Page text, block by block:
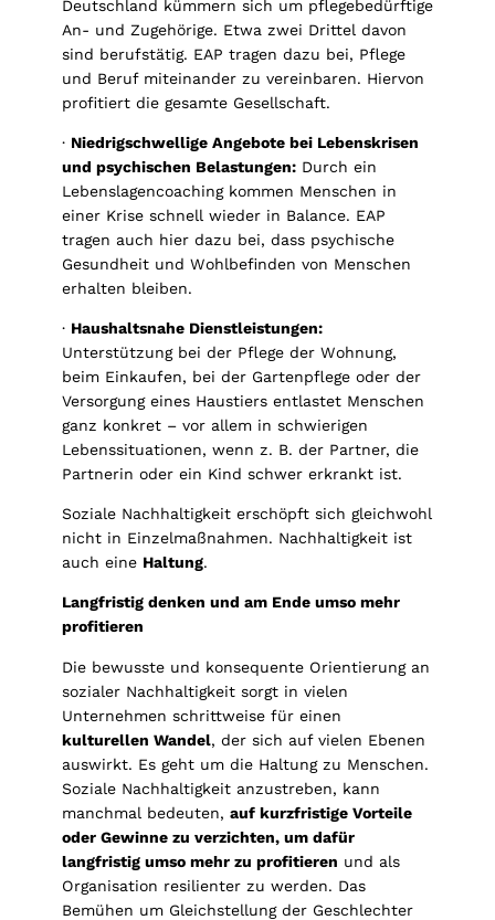
Deutschland kümmern sich um pflegebedürftige
An- und Zugehörige. Etwa zwei Drittel davon
sind berufstätig. EAP tragen dazu bei, Pflege
und Beruf miteinander zu vereinbaren. Hiervon
profitiert die gesamte Gesellschaft.
· Niedrigschwellige Angebote bei Lebenskrisen
und psychischen Belastungen: Durch ein
Lebenslagencoaching kommen Menschen in
einer Krise schnell wieder in Balance. EAP
tragen auch hier dazu bei, dass psychische
Gesundheit und Wohlbefinden von Menschen
erhalten bleiben.
· Haushaltsnahe Dienstleistungen:
Unterstützung bei der Pflege der Wohnung,
beim Einkaufen, bei der Gartenpflege oder der
Versorgung eines Haustiers entlastet Menschen
ganz konkret – vor allem in schwierigen
Lebenssituationen, wenn z. B. der Partner, die
Partnerin oder ein Kind schwer erkrankt ist.
Soziale Nachhaltigkeit erschöpft sich gleichwohl
nicht in Einzelmaßnahmen. Nachhaltigkeit ist
auch eine Haltung.
Langfristig denken und am Ende umso mehr
profitieren
Die bewusste und konsequente Orientierung an
sozialer Nachhaltigkeit sorgt in vielen
Unternehmen schrittweise für einen
kulturellen Wandel, der sich auf vielen Ebenen
auswirkt. Es geht um die Haltung zu Menschen.
Soziale Nachhaltigkeit anzustreben, kann
manchmal bedeuten, auf kurzfristige Vorteile
oder Gewinne zu verzichten, um dafür
langfristig umso mehr zu profitieren und als
Organisation resilienter zu werden. Das
Bemühen um Gleichstellung der Geschlechter